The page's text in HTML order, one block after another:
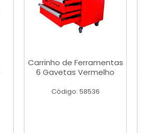
Carrinho de Ferramentas
6 Gavetas Vermelho
Código: 58536